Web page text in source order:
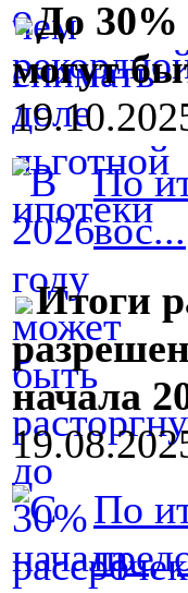
До 30%
могут
По
вос...
Итоги
начала
По